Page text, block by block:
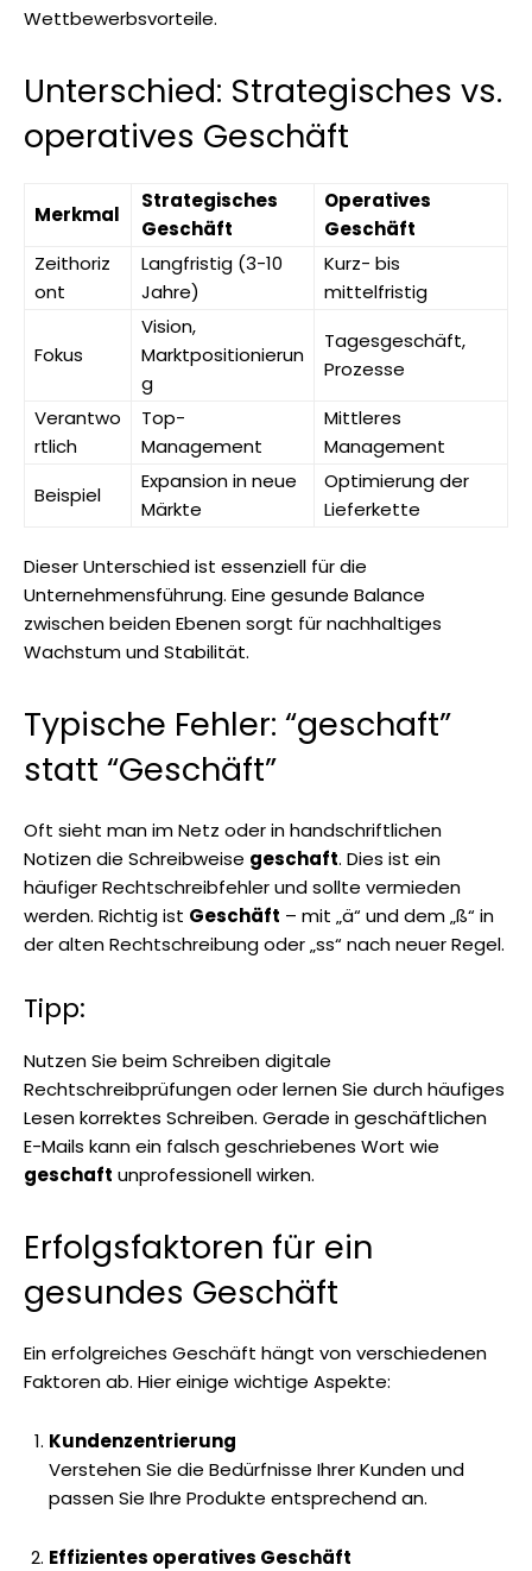
Wettbewerbsvorteile.
Unterschied: Strategisches vs.
operatives Geschäft
Merkmal
Strategisches
Geschäft
Operatives
Geschäft
Zeithoriz
ont
Langfristig (3-10
Jahre)
Kurz- bis
mittelfristig
Fokus
Vision,
Marktpositionierun
g
Tagesgeschäft,
Prozesse
Verantwo
rtlich
Top-
Management
Mittleres
Management
Beispiel
Expansion in neue
Märkte
Optimierung der
Lieferkette
Dieser Unterschied ist essenziell für die
Unternehmensführung. Eine gesunde Balance
zwischen beiden Ebenen sorgt für nachhaltiges
Wachstum und Stabilität.
Typische Fehler: “geschaft”
statt “Geschäft”
Oft sieht man im Netz oder in handschriftlichen
Notizen die Schreibweise geschaft. Dies ist ein
häufiger Rechtschreibfehler und sollte vermieden
werden. Richtig ist Geschäft – mit „ä“ und dem „ß“ in
der alten Rechtschreibung oder „ss“ nach neuer Regel.
Tipp:
Nutzen Sie beim Schreiben digitale
Rechtschreibprüfungen oder lernen Sie durch häufiges
Lesen korrektes Schreiben. Gerade in geschäftlichen
E-Mails kann ein falsch geschriebenes Wort wie
geschaft unprofessionell wirken.
Erfolgsfaktoren für ein
gesundes Geschäft
Ein erfolgreiches Geschäft hängt von verschiedenen
Faktoren ab. Hier einige wichtige Aspekte:
Kundenzentrierung
Verstehen Sie die Bedürfnisse Ihrer Kunden und
passen Sie Ihre Produkte entsprechend an.
Effizientes operatives Geschäft